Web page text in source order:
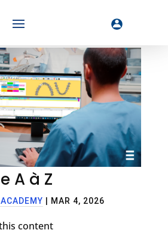
A à Z
MAR 4, 2026
content